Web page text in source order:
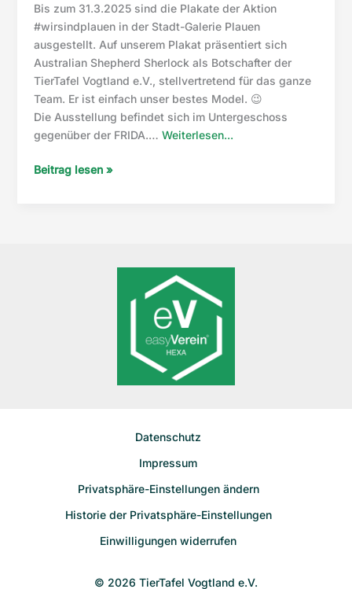
Bis zum 31.3.2025 sind die Plakate der Aktion
#wirsindplauen in der Stadt-Galerie Plauen
ausgestellt. Auf unserem Plakat präsentiert sich
Australian Shepherd Sherlock als Botschafter der
TierTafel Vogtland e.V., stellvertretend für das ganze
Team. Er ist einfach unser bestes Model. 😉
Die Ausstellung befindet sich im Untergeschoss
gegenüber der FRIDA.… Weiterlesen...
Plakataktion
Beitrag lesen »
Datenschutz
Impressum
Privatsphäre-Einstellungen ändern
Historie der Privatsphäre-Einstellungen
Einwilligungen widerrufen
© 2026 TierTafel Vogtland e.V.